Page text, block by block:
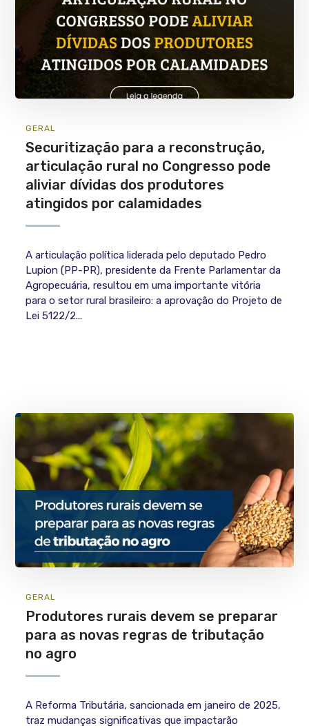
GERAL
Securitização para a reconstrução,
articulação rural no Congresso pode
aliviar dívidas dos produtores
atingidos por calamidades
A articulação política liderada pelo deputado Pedro
Lupion (PP-PR), presidente da Frente Parlamentar da
Agropecuária, resultou em uma importante vitória
para o setor rural brasileiro: a aprovação do Projeto de
Lei 5122/2...
GERAL
Produtores rurais devem se preparar
para as novas regras de tributação
no agro
A Reforma Tributária, sancionada em janeiro de 2025,
traz mudanças significativas que impactarão